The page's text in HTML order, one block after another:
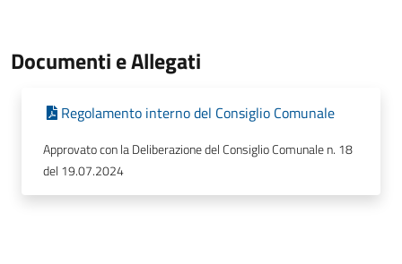
Documenti e Allegati
Regolamento interno del Consiglio Comunale
Approvato con la Deliberazione del Consiglio Comunale n. 18
del 19.07.2024